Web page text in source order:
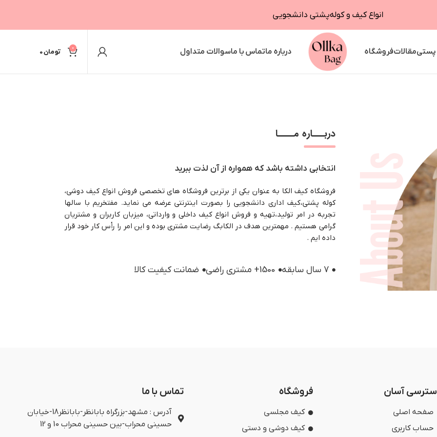
انواع کیف و کوله‌پشتی دانشجویی
پستیمقالاتفروشگاه درباره ماتماس با ماسوالات متداول 0 تومان
دربـــاره مــــا
انتخابی داشته باشد که همواره از آن لذت ببرید
فروشگاه کیف الکا به عنوان یکی از برترین فروشگاه های تخصصی فروش انواع کیف دوشی،
کوله پشتی،کیف اداری دانشجویی را بصورت اینترنتی عرضه می نماید. مفتخریم با سالها
تجربه در امر تولید،تهیه و فروش انواع کیف داخلی و وارداتی، میزبان کاربران و مشتریان
گرامی هستیم . مهمترین هدف در الکابگ رضایت مشتری بوده و این امر را رأس کار خود قرار
داده ایم .
7 سال سابقه 1500+ مشتری راضی ضمانت کیفیت کالا
آسان
صفحه اصلی
حساب کاربری
فروشگاه
کیف مجلسی
کیف دوشی و دستی
تماس با ما
آدرس : مشهد-بزرگراه بابانظر-بابانظر18-خیابان
حسینی محراب-بین حسینی محراب 10 و 12